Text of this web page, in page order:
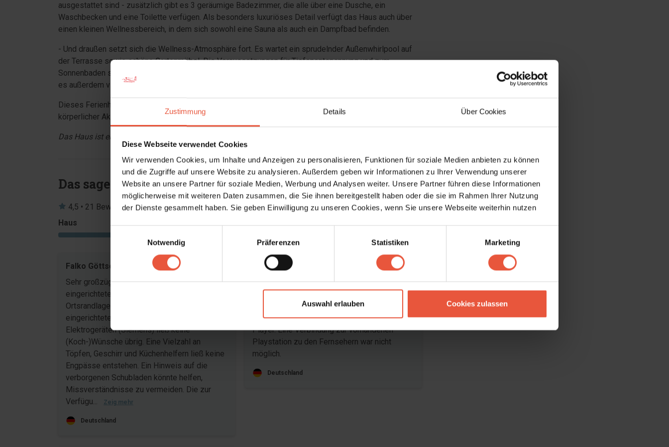
Zustimmung Details Über Cookies
Diese Webseite verwendet Cookies
Wir verwenden Cookies, um Inhalte und Anzeigen zu personalisieren, Funktionen für soziale Medien anbieten zu können
und die Zugriffe auf unsere Website zu analysieren. Außerdem geben wir Informationen zu Ihrer Verwendung unserer
Website an unsere Partner für soziale Medien, Werbung und Analysen weiter. Unsere Partner führen diese Informationen
möglicherweise mit weiteren Daten zusammen, die Sie ihnen bereitgestellt haben oder die sie im Rahmen Ihrer Nutzung
der Dienste gesammelt haben. Sie geben Einwilligung zu unseren Cookies, wenn Sie unsere Webseite weiterhin nutzen
Einwilligungsauswahl
Notwendig
Präferenzen Statistiken Marketing
Auswahl erlauben Cookies zulassen
ausgestattet sind - zusätzlich gibt es 3 geräumige Badezimmer, die alle über eine Dusche, ein
Waschbecken und eine Toilette verfügen. Als besonders luxuriöses Detail verfügt das Haus auch über
einen kleinen Wellnessbereich, in dem sich sowohl eine Sauna als auch ein Dampfbad befinden.
- Und draußen setzt sich die Wellness-Atmosphäre fort. Es wartet ein sprudelnder Außenwhirlpool auf
der Terrasse sowie schöne Gartenmöbel. Die Voraussetzungen für Tiefenentspannung und zum
Sonnenbaden sind hier erstklassig. Im Außenbereich des Hauses auf dem schönen Naturgrundstück gibt
es außerdem viel Platz für Bewegung und körperliche Aktivität.
Dieses Ferienhaus ist definitiv die perfekte Wahl für Familien, die die Kombination aus Wellness und
körperlicher Aktivität im Urlaub genießt.
Das Haus ist ein Nichtraucherhaus und Jugendgruppen sind nicht erlaubt.
Das sagen andere Urlauber
4,5 • 21 Bewertungen
Haus
Grundstück
Bereich
Falko Göttsche
Sehr großzügiges, modern und geschmackvoll
eingerichtetes Ferienhaus in ruhiger
Ortsrandlage von Blavand. Die funktional
eingerichtete Küche mit neuesten
Elektrogeräten (Siemens) ließ keine
(Koch-)Wünsche übrig. Eine Vielzahl an
Töpfen, Geschirr und Küchenhelfern ließ keine
Engpässe entstehen. Ein Hinweis auf die
verborgenen Schubladen könnte helfen,
Missverständnisse zu vermeiden. Die zur
Verfügu...
Zeig mehr
Deutschland
Gast aus Deutschland
März 2026
Ein schönes, modernes Haus mit allem
Comfort, den man sich wünschen kann. Leider
schlug eine Verbindung zu den eingebauten
Deckenlautsprechern fehl. Es fehlte ein DVD
Player. Eine Verbindung zur vorhandenen
Playstation zu den Fernsehern war nicht
möglich.
Deutschland